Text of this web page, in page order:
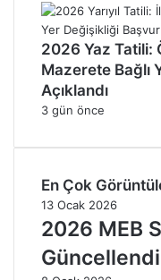
2026 Yaz Tatili:
Mazerete Bağlı
Açıklandı
3 gün önce
En Çok
13 Ocak 2026
2026 MEB
Güncellendi